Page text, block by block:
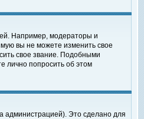
Например, модераторы и
вы не можете изменить свое
свое звание. Подобными
лично попросить об этом
администрацией). Это сделано для